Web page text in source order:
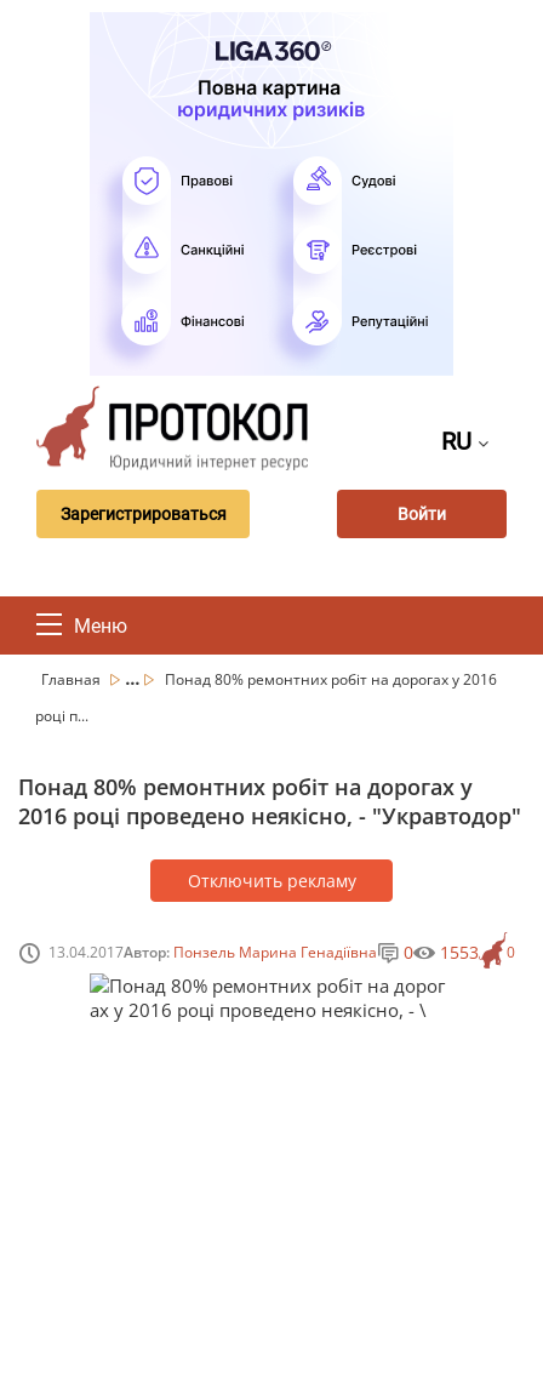
RU
Зарегистрироваться Войти
Меню
Главная ...
Понад 80% ремонтних робіт на дорогах у 2016
році п...
Понад 80% ремонтних робіт на дорогах у
2016 році проведено неякісно, - "Укравтодор"
Отключить рекламу
13.04.2017Автор: Понзель Марина Генадіївна 0
0 1553